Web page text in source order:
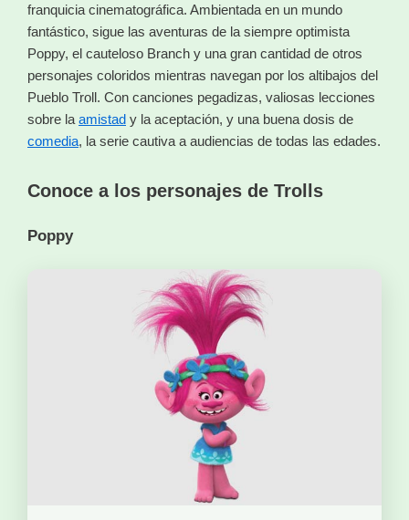
franquicia cinematográfica. Ambientada en un mundo
fantástico, sigue las aventuras de la siempre optimista
Poppy, el cauteloso Branch y una gran cantidad de otros
personajes coloridos mientras navegan por los altibajos del
Pueblo Troll. Con canciones pegadizas, valiosas lecciones
sobre la amistad y la aceptación, y una buena dosis de
comedia, la serie cautiva a audiencias de todas las edades.
Conoce a los personajes de Trolls
Poppy